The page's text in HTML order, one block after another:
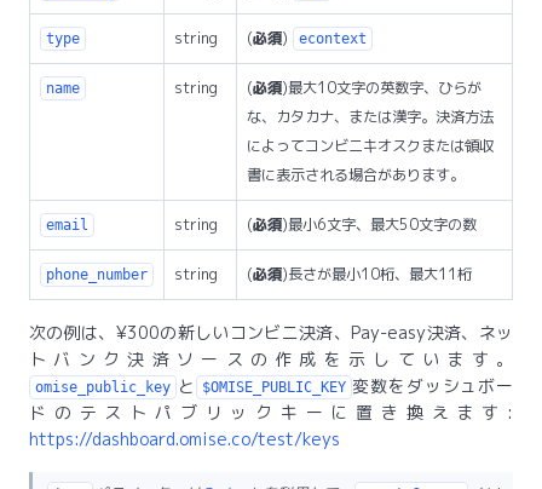
type string (必須) econtext
name string (必須)最大10文字の英数字、ひらが
な、カタカナ、または漢字。決済方法
によってコンビニキオスクまたは領収
書に表示される場合があります。
email string (必須)最小6文字、最大50文字の数
phone_number string (必須)長さが最小10桁、最大11桁
次の例は、¥300の新しいコンビニ決済、Pay-easy決済、ネッ
トバンク決済ソースの作成を示しています。
omise_public_key と $OMISE_PUBLIC_KEY 変数をダッシュボー
ドのテストパブリックキーに置き換えます:
https://dashboard.omise.co/test/keys